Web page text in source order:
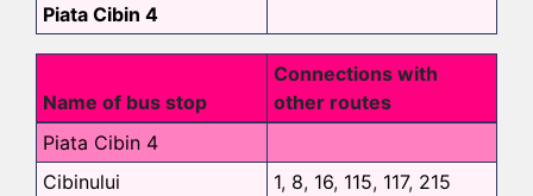
Piata Cibin 4
Name of bus stop
Connections with
other routes
Piata Cibin 4
Cibinului
1, 8, 16, 115, 117, 215